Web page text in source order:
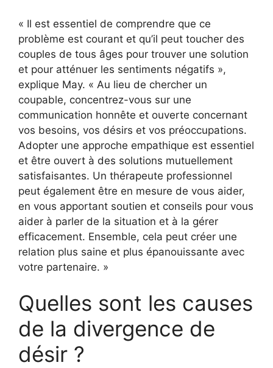
« Il est essentiel de comprendre que ce
problème est courant et qu’il peut toucher des
couples de tous âges pour trouver une solution
et pour atténuer les sentiments négatifs »,
explique May. « Au lieu de chercher un
coupable, concentrez-vous sur une
communication honnête et ouverte concernant
vos besoins, vos désirs et vos préoccupations.
Adopter une approche empathique est essentiel
et être ouvert à des solutions mutuellement
satisfaisantes. Un thérapeute professionnel
peut également être en mesure de vous aider,
en vous apportant soutien et conseils pour vous
aider à parler de la situation et à la gérer
efficacement. Ensemble, cela peut créer une
relation plus saine et plus épanouissante avec
votre partenaire. »
Quelles sont les causes
de la divergence de
désir ?